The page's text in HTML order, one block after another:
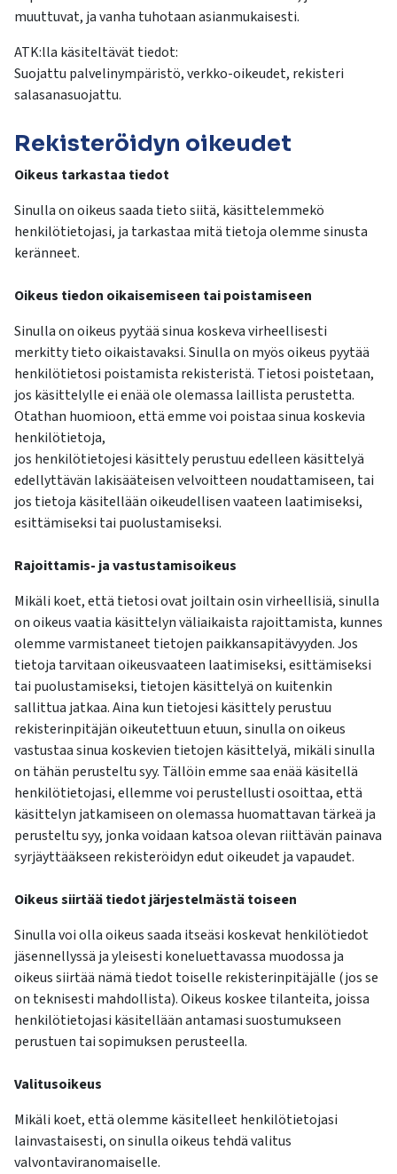
muuttuvat, ja vanha tuhotaan asianmukaisesti.
ATK:lla käsiteltävät tiedot:
Suojattu palvelinympäristö, verkko-oikeudet, rekisteri
salasanasuojattu.
Rekisteröidyn oikeudet
Oikeus tarkastaa tiedot
Sinulla on oikeus saada tieto siitä, käsittelemmekö
henkilötietojasi, ja tarkastaa mitä tietoja olemme sinusta
keränneet.
Oikeus tiedon oikaisemiseen tai poistamiseen
Sinulla on oikeus pyytää sinua koskeva virheellisesti
merkitty tieto oikaistavaksi. Sinulla on myös oikeus pyytää
henkilötietosi poistamista rekisteristä. Tietosi poistetaan,
jos käsittelylle ei enää ole olemassa laillista perustetta.
Otathan huomioon, että emme voi poistaa sinua koskevia
henkilötietoja,
jos henkilötietojesi käsittely perustuu edelleen käsittelyä
edellyttävän lakisääteisen velvoitteen noudattamiseen, tai
jos tietoja käsitellään oikeudellisen vaateen laatimiseksi,
esittämiseksi tai puolustamiseksi.
Rajoittamis- ja vastustamisoikeus
Mikäli koet, että tietosi ovat joiltain osin virheellisiä, sinulla
on oikeus vaatia käsittelyn väliaikaista rajoittamista, kunnes
olemme varmistaneet tietojen paikkansapitävyyden. Jos
tietoja tarvitaan oikeusvaateen laatimiseksi, esittämiseksi
tai puolustamiseksi, tietojen käsittelyä on kuitenkin
sallittua jatkaa. Aina kun tietojesi käsittely perustuu
rekisterinpitäjän oikeutettuun etuun, sinulla on oikeus
vastustaa sinua koskevien tietojen käsittelyä, mikäli sinulla
on tähän perusteltu syy. Tällöin emme saa enää käsitellä
henkilötietojasi, ellemme voi perustellusti osoittaa, että
käsittelyn jatkamiseen on olemassa huomattavan tärkeä ja
perusteltu syy, jonka voidaan katsoa olevan riittävän painava
syrjäyttääkseen rekisteröidyn edut oikeudet ja vapaudet.
Oikeus siirtää tiedot järjestelmästä toiseen
Sinulla voi olla oikeus saada itseäsi koskevat henkilötiedot
jäsennellyssä ja yleisesti koneluettavassa muodossa ja
oikeus siirtää nämä tiedot toiselle rekisterinpitäjälle (jos se
on teknisesti mahdollista). Oikeus koskee tilanteita, joissa
henkilötietojasi käsitellään antamasi suostumukseen
perustuen tai sopimuksen perusteella.
Valitusoikeus
Mikäli koet, että olemme käsitelleet henkilötietojasi
lainvastaisesti, on sinulla oikeus tehdä valitus
valvontaviranomaiselle.